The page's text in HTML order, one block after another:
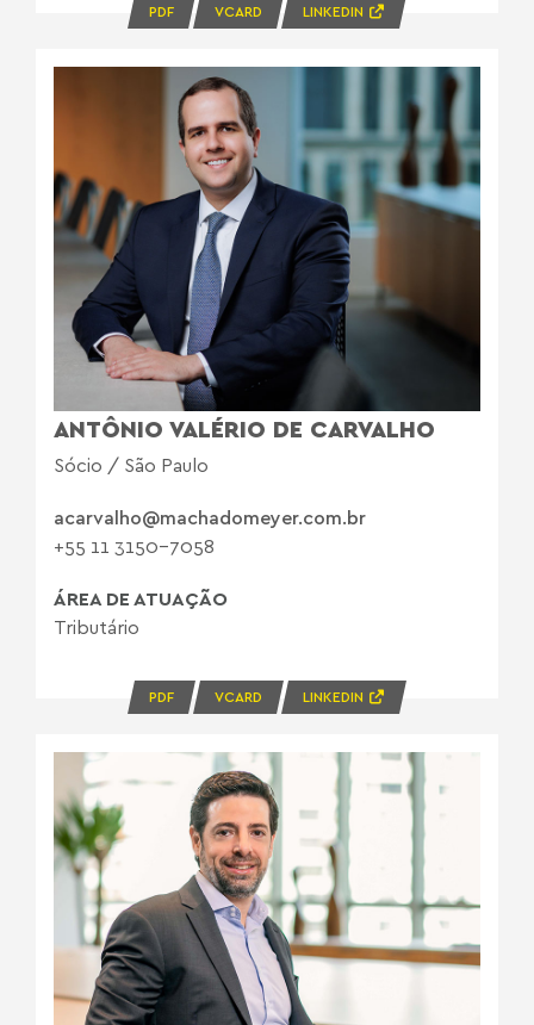
PDF VCARD LINKEDIN
ANTÔNIO VALÉRIO DE CARVALHO
Sócio / São Paulo
acarvalho@machadomeyer.com.br
+55 11 3150-7058
ÁREA DE ATUAÇÃO
Tributário
PDF VCARD LINKEDIN